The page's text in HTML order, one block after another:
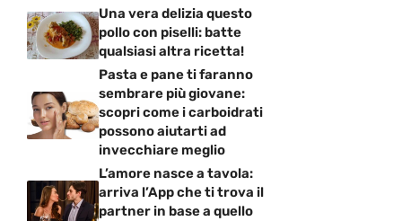
Una vera delizia questo
pollo con piselli: batte
qualsiasi altra ricetta!
Pasta e pane ti faranno
sembrare più giovane:
scopri come i carboidrati
possono aiutarti ad
invecchiare meglio
L’amore nasce a tavola:
arriva l’App che ti trova il
partner in base a quello